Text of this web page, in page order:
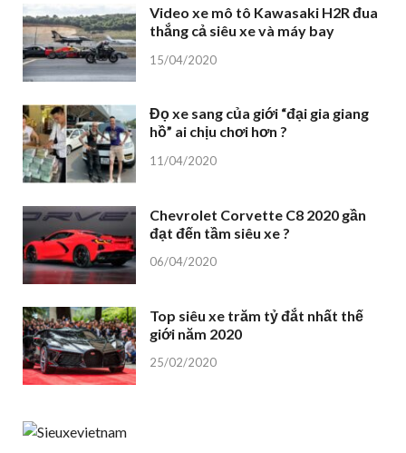
Video xe mô tô Kawasaki H2R đua
thắng cả siêu xe và máy bay
15/04/2020
Đọ xe sang của giới “đại gia giang
hồ” ai chịu chơi hơn ?
11/04/2020
Chevrolet Corvette C8 2020 gần
đạt đến tầm siêu xe ?
06/04/2020
Top siêu xe trăm tỷ đắt nhất thế
giới năm 2020
25/02/2020